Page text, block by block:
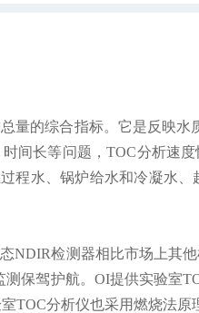
量的综合指标。它是反映
间长等问题，TOC分析速
程水、锅炉给水和冷凝水
NDIR检测器相比市场上其
保驾护航。OI提供实验室
TOC分析仪也采用燃烧法原